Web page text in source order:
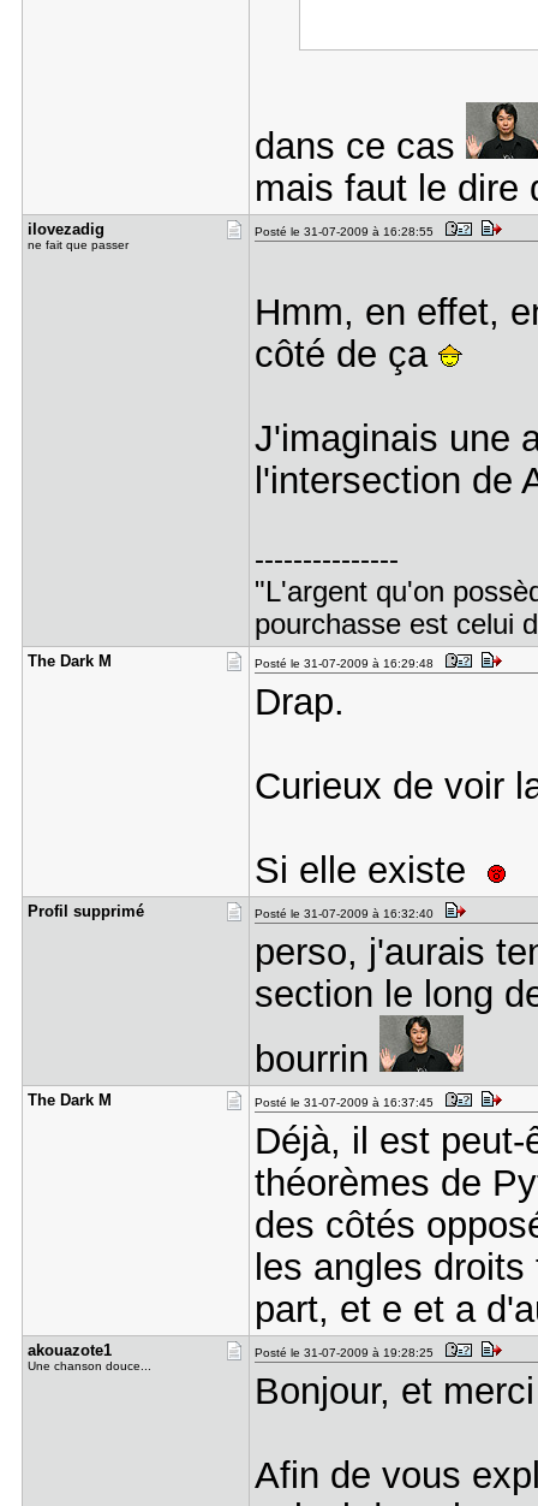
dans ce cas
mais faut le dire
ilovezadig
ne fait que passer
Posté le 31-07-2009 à 16:28:55
Hmm, en effet,
côté de ça
J'imaginais une
l'intersection de
---------------
"L'argent qu'on
pourchasse est celui
The Dark M Posté le 31-07-2009 à 16:29:48
Drap.
Curieux de voir
Si elle existe
Profil sup​primé Posté le 31-07-2009 à 16:32:40
perso, j'aurais
section le long
bourrin
The Dark M Posté le 31-07-2009 à 16:37:45
Déjà, il est
théorèmes de
des côtés
les angles
part, et e et a
akouazote1
Une chanson douce...
Posté le 31-07-2009 à 19:28:25
Bonjour, et
Afin de vous